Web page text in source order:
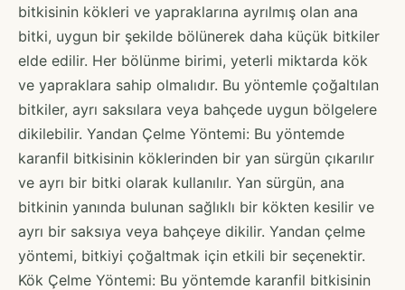
bitkisinin kökleri ve yapraklarına ayrılmış olan ana
bitki, uygun bir şekilde bölünerek daha küçük bitkiler
elde edilir. Her bölünme birimi, yeterli miktarda kök
ve yapraklara sahip olmalıdır. Bu yöntemle çoğaltılan
bitkiler, ayrı saksılara veya bahçede uygun bölgelere
dikilebilir. Yandan Çelme Yöntemi: Bu yöntemde
karanfil bitkisinin köklerinden bir yan sürgün çıkarılır
ve ayrı bir bitki olarak kullanılır. Yan sürgün, ana
bitkinin yanında bulunan sağlıklı bir kökten kesilir ve
ayrı bir saksıya veya bahçeye dikilir. Yandan çelme
yöntemi, bitkiyi çoğaltmak için etkili bir seçenektir.
Kök Çelme Yöntemi: Bu yöntemde karanfil bitkisinin